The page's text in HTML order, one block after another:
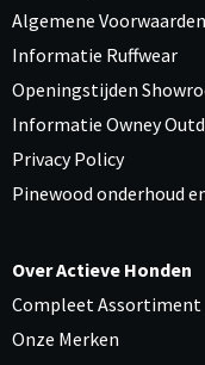
Algemene Voorwaarden
Informatie Ruffwear
Openingstijden
Informatie Owney
Privacy Policy
Pinewood onderhoud
Over Actieve Honden
Compleet Assortiment
Onze Merken